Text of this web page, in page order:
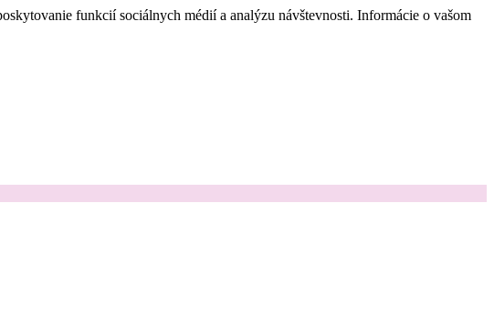
funkcií sociálnych médií a analýzu návštevnosti. Informácie o vašom